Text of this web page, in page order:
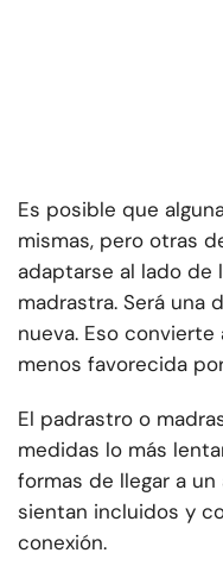
Es posible que
mismas, pero otras
adaptarse al lado de
madrastra. Será una
nueva. Eso
menos favorecida
El padrastro o
medidas lo más
formas de llegar a
sientan incluidos y
conexión.